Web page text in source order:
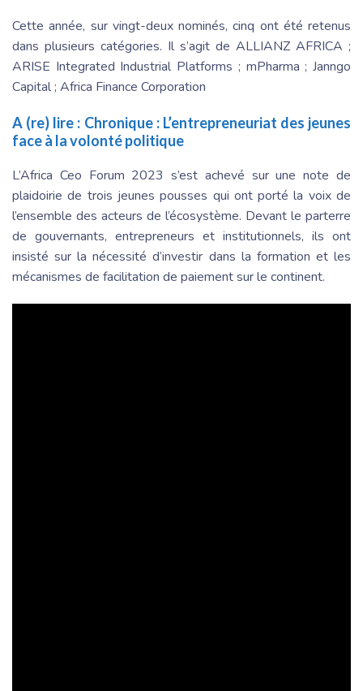
Cette année, sur vingt-deux nominés, cinq ont été retenus
dans plusieurs catégories. Il s’agit de ALLIANZ AFRICA ;
ARISE Integrated Industrial Platforms ; mPharma ; Janngo
Capital ; Africa Finance Corporation
A (re) lire : Chronique : L’entrepreneuriat des jeunes
face à la volonté politique
L’Africa Ceo Forum 2023 s’est achevé sur une note de
plaidoirie de trois jeunes pousses qui ont porté la voix de
l’ensemble des acteurs de l’écosystème. Devant le parterre
de gouvernants, entrepreneurs et institutionnels, ils ont
insisté sur la nécessité d’investir dans la formation et les
mécanismes de facilitation de paiement sur le continent.